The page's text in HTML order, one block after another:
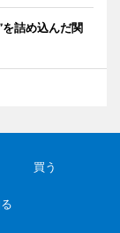
詰め込んだ関
買う